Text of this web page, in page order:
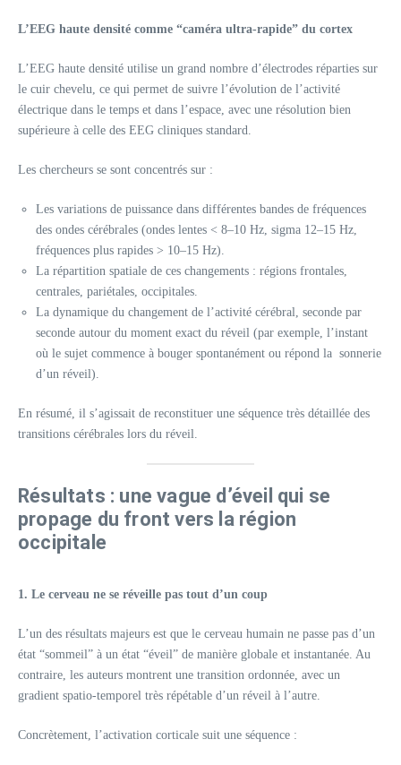
L’EEG haute densité comme “caméra ultra‑rapide” du cortex
L’EEG haute densité utilise un grand nombre d’électrodes réparties sur
le cuir chevelu, ce qui permet de suivre l’évolution de l’activité
électrique dans le temps et dans l’espace, avec une résolution bien
supérieure à celle des EEG cliniques standard.
Les chercheurs se sont concentrés sur :
Les variations de puissance dans différentes bandes de fréquences
des ondes cérébrales (ondes lentes < 8–10 Hz, sigma 12–15 Hz,
fréquences plus rapides > 10–15 Hz).
La répartition spatiale de ces changements : régions frontales,
centrales, pariétales, occipitales.
La dynamique du changement de l’activité cérébral, seconde par
seconde autour du moment exact du réveil (par exemple, l’instant
où le sujet commence à bouger spontanément ou répond la sonnerie
d’un réveil).
En résumé, il s’agissait de reconstituer une séquence très détaillée des
transitions cérébrales lors du réveil.
Résultats : une vague d’éveil qui se
propage du front vers la région
occipitale
1. Le cerveau ne se réveille pas tout d’un coup
L’un des résultats majeurs est que le cerveau humain ne passe pas d’un
état “sommeil” à un état “éveil” de manière globale et instantanée. Au
contraire, les auteurs montrent une transition ordonnée, avec un
gradient spatio‑temporel très répétable d’un réveil à l’autre.
Concrètement, l’activation corticale suit une séquence :